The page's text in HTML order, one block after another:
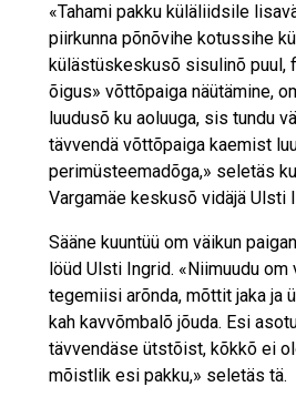
«Tahami pakku küläliidsile
piirkunna põnõvihe kotussihe
külästüskeskusõ sisulinõ puul,
õigus» võttõpaiga näütämine,
luudusõ ku aoluuga, sis tundu
tävvendä võttõpaiga kaemist
perimüsteemadõga,» seletäs
Vargamäe keskusõ vidäjä Ulsti
Sääne kuuntüü om väikun
löüd Ulsti Ingrid. «Niimuudu om
tegemiisi arõnda, mõttit jaka ja
kah kavvõmbalõ jõuda. Esi
tävvendäse ütstõist, kõkkõ ei
mõistlik esi pakku,» seletäs tä.